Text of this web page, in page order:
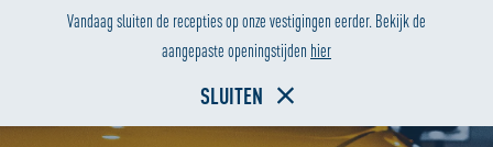
Vandaag sluiten de recepties op onze vestigingen eerder. Bekijk de
aangepaste openingstijden hier
SLUITEN
Home